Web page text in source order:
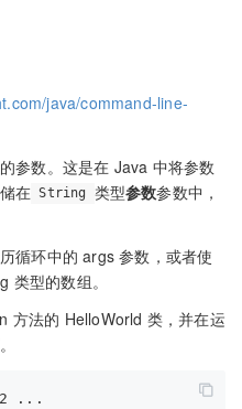
java/command-line-
参数。这是在 Java 中将参数
在 String 类型参数参数中，
循环中的 args 参数，或者使
类型的数组。
方法的 HelloWorld 类，并在运